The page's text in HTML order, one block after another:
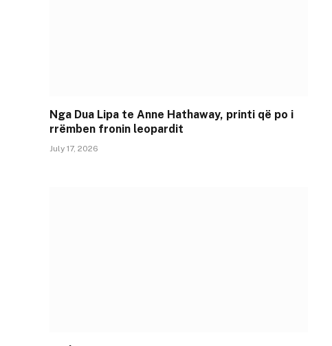
Nga Dua Lipa te Anne Hathaway, printi që po i
rrëmben fronin leopardit
July 17, 2026